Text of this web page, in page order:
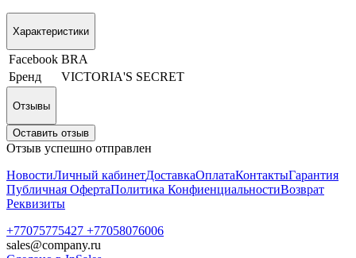
Характеристики
Facebook BRA
Бренд
VICTORIA'S SECRET
Отзывы
Оставить отзыв
Отзыв успешно отправлен
НовостиЛичный кабинетДоставкаОплатаКонтактыГарантия
Публичная ОфертаПолитика КонфиенциальностиВозврат
Реквизиты
+77075775427 +77058076006
sales@company.ru